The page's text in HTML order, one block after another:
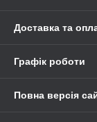
Доставка та
Графік роботи
Повна версія